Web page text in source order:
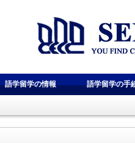
語学留学の情報 語学留学の手